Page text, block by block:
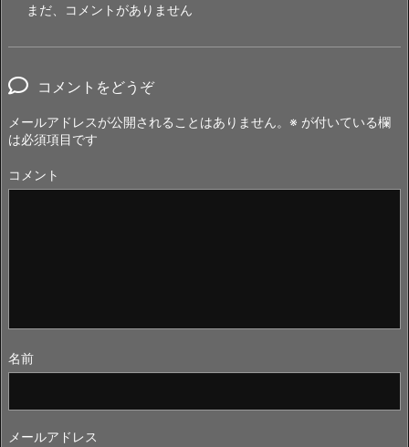
まだ、コメントがありません
コメントをどうぞ
メールアドレスが公開されることはありません。 ※ が付いている欄
は必須項目です
コメント
名前
メールアドレス